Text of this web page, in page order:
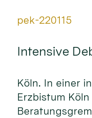
Von:
pek-220115
Intensive
Köln. In einer
Erzbistum